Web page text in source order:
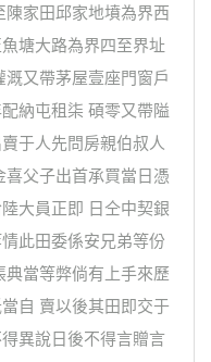
家田邱家地墳為界西
塘大路為界四至界址
又帶茅屋壹座門窗戶
納屯租柒 碩零又帶隘
于人先問房親伯叔人
父子出首承買當日憑
大員正即 日仝中契銀
此田委係安兄弟等份
典當等弊倘有上手來歷
自 賣以後其田即交于
異說日後不得言贈言